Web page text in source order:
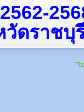
วัดราชบุ